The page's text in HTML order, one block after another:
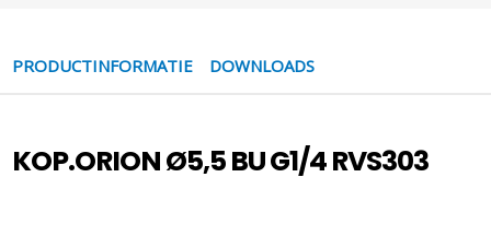
PRODUCTINFORMATIE DOWNLOADS
KOP.ORION Ø5,5 BU G1/4 RVS303